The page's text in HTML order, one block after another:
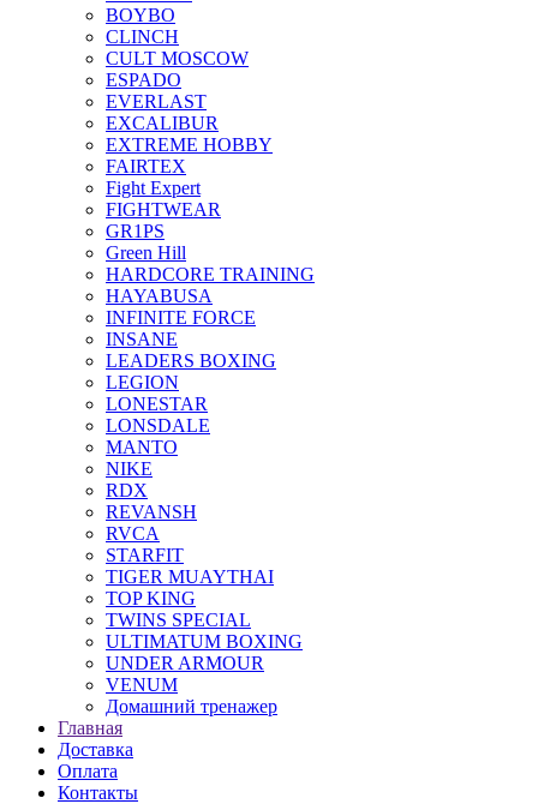
BOYBO
CLINCH
CULT MOSCOW
ESPADO
EVERLAST
EXCALIBUR
EXTREME HOBBY
FAIRTEX
Fight Expert
FIGHTWEAR
GR1PS
Green Hill
HARDCORE TRAINING
HAYABUSA
INFINITE FORCE
INSANE
LEADERS BOXING
LEGION
LONESTAR
LONSDALE
MANTO
NIKE
RDX
REVANSH
RVCA
STARFIT
TIGER MUAYTHAI
TOP KING
TWINS SPECIAL
ULTIMATUM BOXING
UNDER ARMOUR
VENUM
Домашний тренажер
Главная
Доставка
Оплата
Контакты